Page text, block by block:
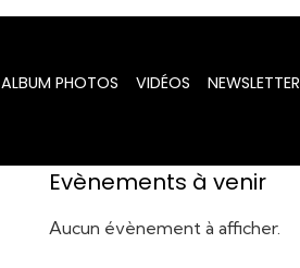
ALBUM PHOTOS VIDÉOS NEWSLETTER
Evènements à venir
Aucun évènement à afficher.